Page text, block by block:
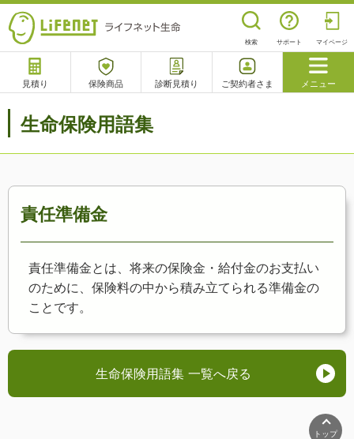
検索 サポート マイページ
見積り 保険商品 診断見積り ご契約者さま メニュー
サポート
生命保険用語集
責任準備金
責任準備金とは、将来の保険金・給付金のお支払い
のために、保険料の中から積み立てられる準備金の
ことです。
生命保険用語集 一覧へ戻る
トップ